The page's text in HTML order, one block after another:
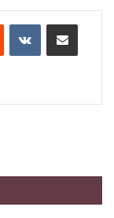
Reddit VKontakteShare via Email